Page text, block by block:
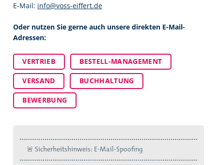
E-Mail: info@voss-eiffert.de
Oder nutzen Sie gerne auch unsere direkten E-Mail-
Adressen:
VERTRIEB BESTELL-MANAGEMENT
VERSAND BUCHHALTUNG
BEWERBUNG
🚨 Sicherheitshinweis: E-Mail-Spoofing